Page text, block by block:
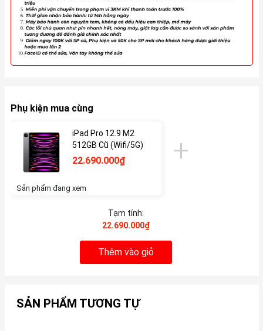
Phụ kiện mua cùng
iPad Pro 12.9 M2
512GB Cũ (Wifi/5G)
22.690.000₫
Sản phẩm đang xem
Tạm tính:
22.690.000₫
Thêm vào giỏ
SẢN PHẨM TƯƠNG TỰ